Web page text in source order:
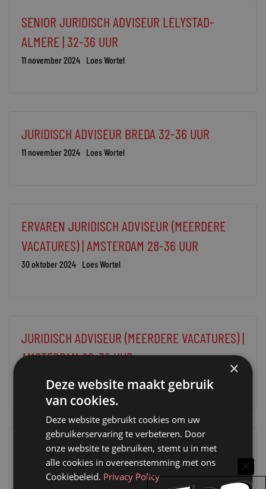
SENIOR JURIDISCH ADVISEUR LELYSTAD-
ALMERE | 32-36 UUR
11 november 2024 Loes Wortel
JURIDISCH ADVISEUR BREDA 32-36 UUR
11 november 2024 Loes Wortel
ERVAREN JURIDISCH ADVISEUR (MEERDERE
VACATURES) | AMSTERDAM 28-36 UUR
30 oktober 2024 Loes Wortel
JURIDISCH ADVISEUR (MEERDERE VACATURES) |
AMSTERDAM 28-36 UUR
ERVAREN JURIDISCH ADVISEUR (MEERDERE
VACATURES) | ROTTERDAM 28-36 UUR
×
Deze website maakt gebruik
van cookies.
Deze website gebruikt cookies om uw
gebruikerservaring te verbeteren. Door
onze website te gebruiken, stemt u in met
alle cookies in overeenstemming met ons
Cookiebeleid. Privacy Policy